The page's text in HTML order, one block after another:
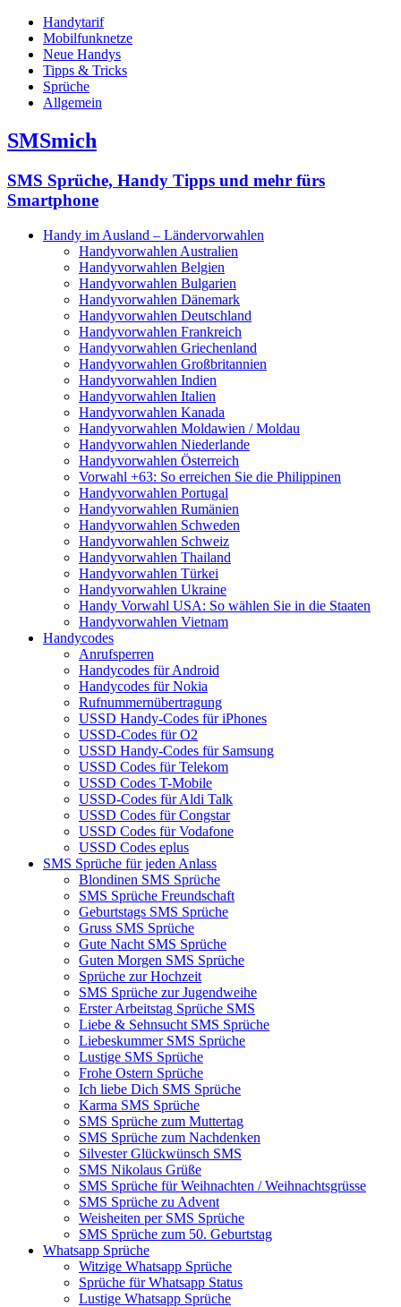
Handytarif
Mobilfunknetze
Neue Handys
Tipps & Tricks
Sprüche
Allgemein
SMSmich
SMS Sprüche, Handy Tipps und mehr fürs
Smartphone
Handy im Ausland – Ländervorwahlen
Handyvorwahlen Australien
Handyvorwahlen Belgien
Handyvorwahlen Bulgarien
Handyvorwahlen Dänemark
Handyvorwahlen Deutschland
Handyvorwahlen Frankreich
Handyvorwahlen Griechenland
Handyvorwahlen Großbritannien
Handyvorwahlen Indien
Handyvorwahlen Italien
Handyvorwahlen Kanada
Handyvorwahlen Moldawien / Moldau
Handyvorwahlen Niederlande
Handyvorwahlen Österreich
Vorwahl +63: So erreichen Sie die Philippinen
Handyvorwahlen Portugal
Handyvorwahlen Rumänien
Handyvorwahlen Schweden
Handyvorwahlen Schweiz
Handyvorwahlen Thailand
Handyvorwahlen Türkei
Handyvorwahlen Ukraine
Handy Vorwahl USA: So wählen Sie in die Staaten
Handyvorwahlen Vietnam
Handycodes
Anrufsperren
Handycodes für Android
Handycodes für Nokia
Rufnummernübertragung
USSD Handy-Codes für iPhones
USSD-Codes für O2
USSD Handy-Codes für Samsung
USSD Codes für Telekom
USSD Codes T-Mobile
USSD-Codes für Aldi Talk
USSD Codes für Congstar
USSD Codes für Vodafone
USSD Codes eplus
SMS Sprüche für jeden Anlass
Blondinen SMS Sprüche
SMS Sprüche Freundschaft
Geburtstags SMS Sprüche
Gruss SMS Sprüche
Gute Nacht SMS Sprüche
Guten Morgen SMS Sprüche
Sprüche zur Hochzeit
SMS Sprüche zur Jugendweihe
Erster Arbeitstag Sprüche SMS
Liebe & Sehnsucht SMS Sprüche
Liebeskummer SMS Sprüche
Lustige SMS Sprüche
Frohe Ostern Sprüche
Ich liebe Dich SMS Sprüche
Karma SMS Sprüche
SMS Sprüche zum Muttertag
SMS Sprüche zum Nachdenken
Silvester Glückwünsch SMS
SMS Nikolaus Grüße
SMS Sprüche für Weihnachten / Weihnachtsgrüsse
SMS Sprüche zu Advent
Weisheiten per SMS Sprüche
SMS Sprüche zum 50. Geburtstag
Whatsapp Sprüche
Witzige Whatsapp Sprüche
Sprüche für Whatsapp Status
Lustige Whatsapp Sprüche